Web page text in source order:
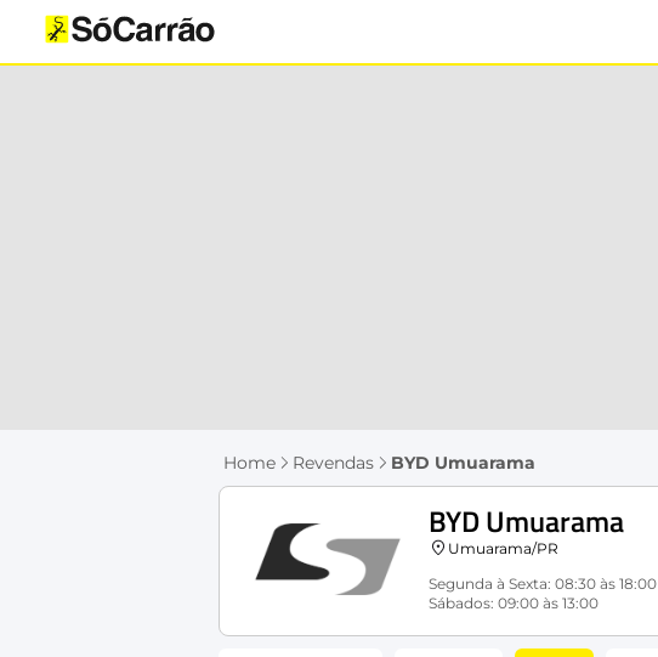
Home Revendas BYD Umuarama
BYD Umuarama
Umuarama/PR
Segunda à Sexta: 08:30 às 18:00
Sábados: 09:00 às 13:00